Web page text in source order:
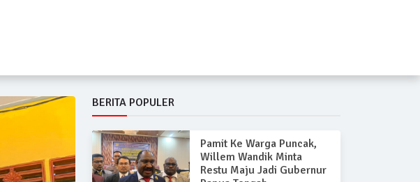
BERITA POPULER
Pamit Ke Warga Puncak,
Willem Wandik Minta
Restu Maju Jadi Gubernur